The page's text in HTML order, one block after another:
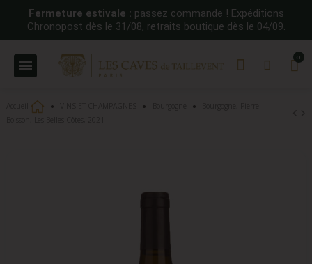
Fermeture estivale : passez commande ! Expéditions
Chronopost dès le 31/08, retraits boutique dès le 04/09.